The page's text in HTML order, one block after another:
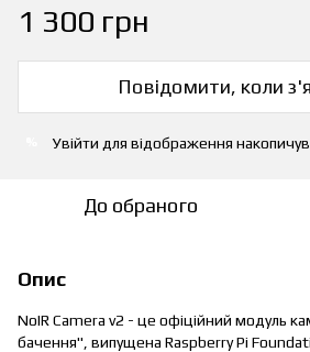
1 300 грн
Повідомити, коли
Увійти для відображення
До обраного
Опис
NoIR Camera v2 - це офіційний модуль
бачення", випущена Raspberry Pi